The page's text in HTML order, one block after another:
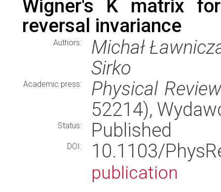
Wigner's K matrix
reversal invariance
Authors:
Michał
Sirko
Academic press:
Physical
52214),
Status: Published
DOI: 10.1103/
publication